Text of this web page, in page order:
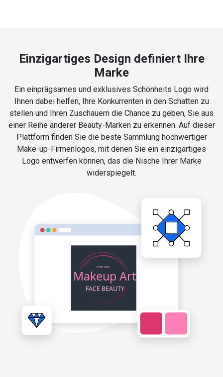
Einzigartiges Design definiert Ihre
Marke
Ein einprägsames und exklusives Schönheits Logo wird
Ihnen dabei helfen, Ihre Konkurrenten in den Schatten zu
stellen und Ihren Zuschauern die Chance zu geben, Sie aus
einer Reihe anderer Beauty-Marken zu erkennen. Auf dieser
Plattform finden Sie die beste Sammlung hochwertiger
Make-up-Firmenlogos, mit denen Sie ein einzigartiges
Logo entwerfen können, das die Nische Ihrer Marke
widerspiegelt.